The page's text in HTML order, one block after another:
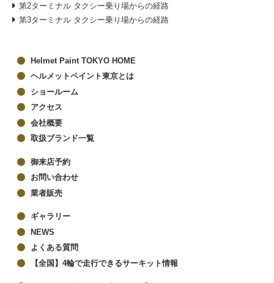
第2ターミナル タクシー乗り場からの経路
第3ターミナル タクシー乗り場からの経路
Helmet Paint TOKYO HOME
ヘルメットペイント東京とは
ショールーム
アクセス
会社概要
取扱ブランド一覧
御来店予約
お問い合わせ
業者販売
ギャラリー
NEWS
よくある質問
【全国】4輪で走行できるサーキット情報